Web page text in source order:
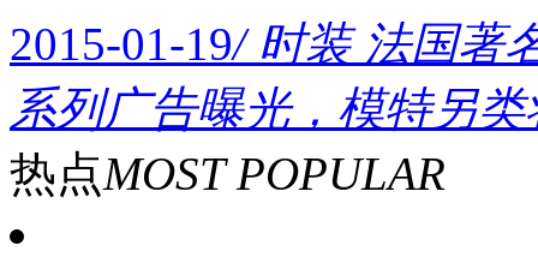
2015-01-19/ 时装 法国著
系列广告曝光，模特另
热点MOST POPULAR